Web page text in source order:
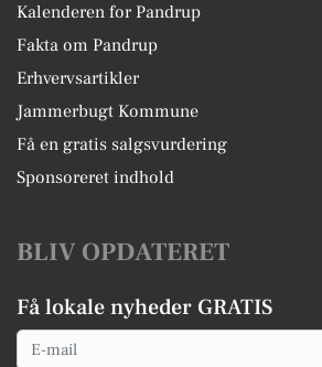
Kalenderen for Pandrup
Fakta om Pandrup
Erhvervsartikler
Jammerbugt Kommune
Få en gratis salgsvurdering
Sponsoreret indhold
BLIV OPDATERET
Få lokale nyheder GRATIS
Email